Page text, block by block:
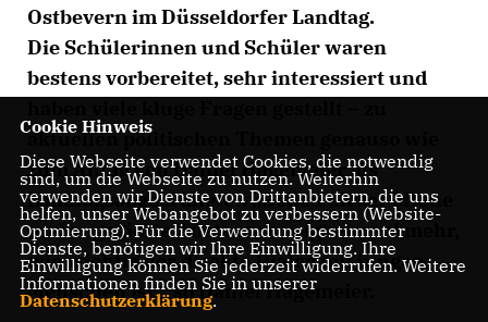
Ostbevern im Düsseldorfer Landtag.
Die Schülerinnen und Schüler waren
bestens vorbereitet, sehr interessiert und
aktuellen politischen Themen genauso wie
zum Alltag von Daniel Hagemeier als
Landtagsabgeordneter. „Genau dieser offene
und engagierte Austausch zeigt einmal mehr,
wie wichtig der direkte Dialog mit jungen
Menschen ist,“ so Daniel Hagemeier.
Cookie Hinweis
Diese Webseite verwendet Cookies, die notwendig
sind, um die Webseite zu nutzen. Weiterhin
verwenden wir Dienste von Drittanbietern, die uns
helfen, unser Webangebot zu verbessern (Website-
Optmierung). Für die Verwendung bestimmter
Dienste, benötigen wir Ihre Einwilligung. Ihre
Einwilligung können Sie jederzeit widerrufen. Weitere
Informationen finden Sie in unserer
Datenschutzerklärung.